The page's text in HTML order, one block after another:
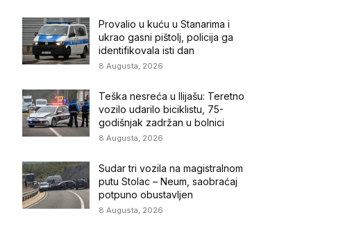
Provalio u kuću u Stanarima i
ukrao gasni pištolj, policija ga
identifikovala isti dan
8 Augusta, 2026
Teška nesreća u Ilijašu: Teretno
vozilo udarilo biciklistu, 75-
godišnjak zadržan u bolnici
8 Augusta, 2026
Sudar tri vozila na magistralnom
putu Stolac – Neum, saobraćaj
potpuno obustavljen
8 Augusta, 2026